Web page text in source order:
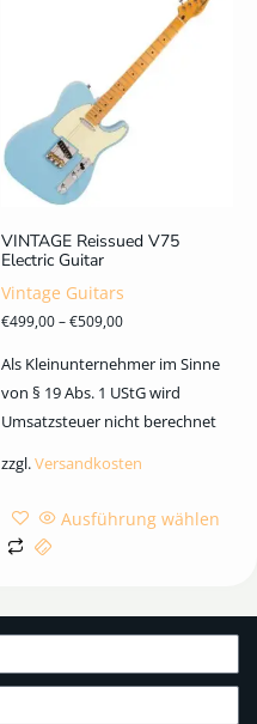
VINTAGE Reissued V75
Electric Guitar
Vintage Guitars
€499,00–€509,00
Als Kleinunternehmer im Sinne
von § 19 Abs. 1 UStG wird
Umsatzsteuer nicht berechnet
zzgl.Versandkosten
Ausführung wählen